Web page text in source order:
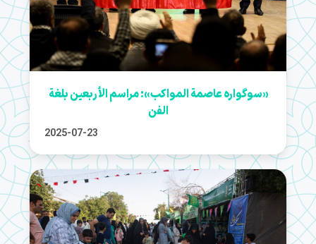
«سوگواره عاصمة المواكب»: مراسم الأربعين بلغة
الفن
2025-07-23